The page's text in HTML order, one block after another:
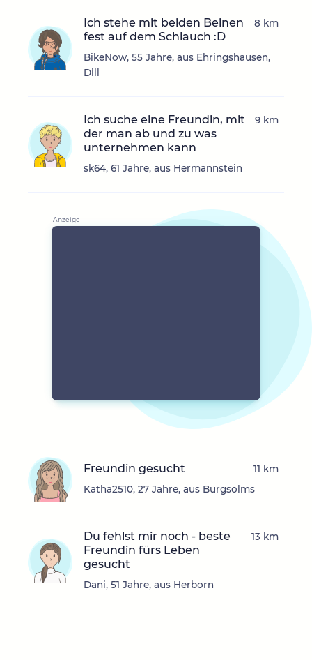
Ich stehe mit beiden Beinen
fest auf dem Schlauch :D
BikeNow, 55 Jahre, aus Ehringshausen,
Dill
8 km
Ich suche eine Freundin, mit
der man ab und zu was
unternehmen kann
sk64, 61 Jahre, aus Hermannstein
9 km
Freundin gesucht
Katha2510, 27 Jahre, aus Burgsolms
11 km
Du fehlst mir noch - beste
Freundin fürs Leben
gesucht
Dani, 51 Jahre, aus Herborn
13 km